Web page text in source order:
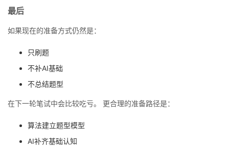
最后
如果现在的准备方式仍然是：
只刷题
不补AI基础
不总结题型
在下一轮笔试中会比较吃亏。 更合理的准备路径是：
算法建立题型模型
AI补齐基础认知